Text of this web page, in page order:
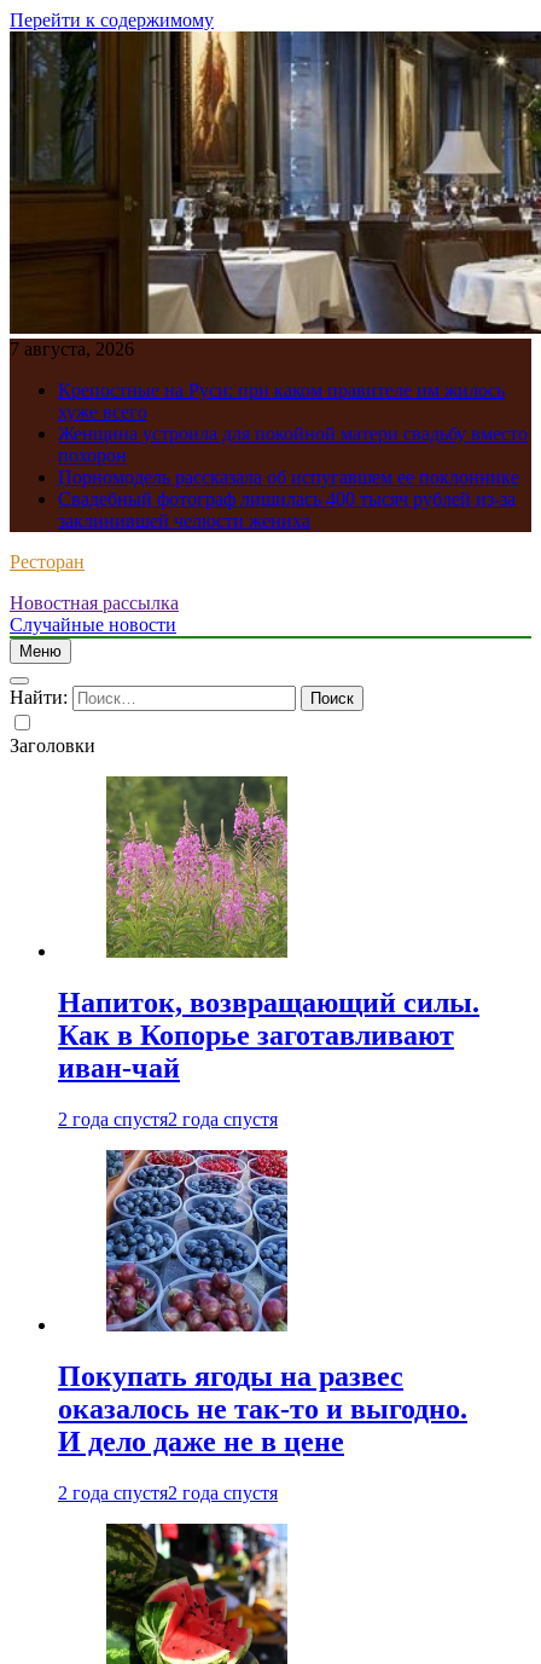
Перейти к содержимому
7 августа, 2026
Крепостные на Руси: при каком правителе им жилось
хуже всего
Женщина устроила для покойной матери свадьбу вместо
похорон
Порномодель рассказала об испугавшем ее поклоннике
Свадебный фотограф лишилась 400 тысяч рублей из-за
заклинившей челюсти жениха
Ресторан
Новостная рассылка
Случайные новости
Меню
Найти:
Заголовки
Напиток, возвращающий силы.
Как в Копорье заготавливают
иван-чай
2 года спустя2 года спустя
Покупать ягоды на развес
оказалось не так-то и выгодно.
И дело даже не в цене
2 года спустя2 года спустя